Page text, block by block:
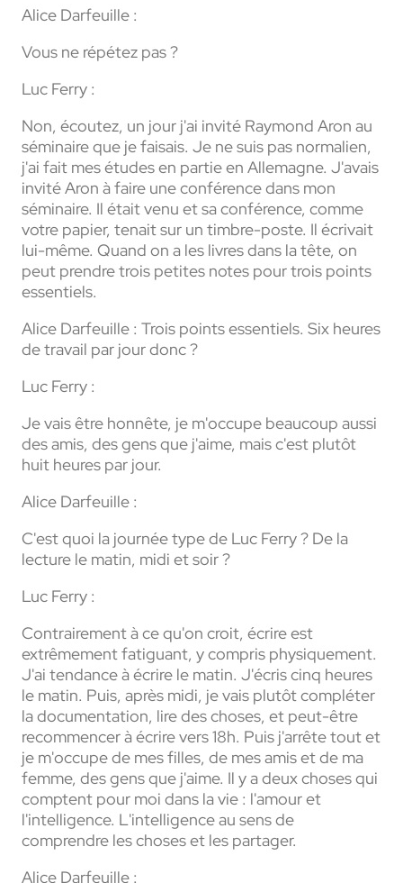
Alice Darfeuille :
Vous ne répétez pas ?
Luc Ferry :
Non, écoutez, un jour j'ai invité Raymond Aron au
séminaire que je faisais. Je ne suis pas normalien,
j'ai fait mes études en partie en Allemagne. J'avais
invité Aron à faire une conférence dans mon
séminaire. Il était venu et sa conférence, comme
votre papier, tenait sur un timbre-poste. Il écrivait
lui-même. Quand on a les livres dans la tête, on
peut prendre trois petites notes pour trois points
essentiels.
Alice Darfeuille : Trois points essentiels. Six heures
de travail par jour donc ?
Luc Ferry :
Je vais être honnête, je m'occupe beaucoup aussi
des amis, des gens que j'aime, mais c'est plutôt
huit heures par jour.
Alice Darfeuille :
C'est quoi la journée type de Luc Ferry ? De la
lecture le matin, midi et soir ?
Luc Ferry :
Contrairement à ce qu'on croit, écrire est
extrêmement fatiguant, y compris physiquement.
J'ai tendance à écrire le matin. J'écris cinq heures
le matin. Puis, après midi, je vais plutôt compléter
la documentation, lire des choses, et peut-être
recommencer à écrire vers 18h. Puis j'arrête tout et
je m'occupe de mes filles, de mes amis et de ma
femme, des gens que j'aime. Il y a deux choses qui
comptent pour moi dans la vie : l'amour et
l'intelligence. L'intelligence au sens de
comprendre les choses et les partager.
Alice Darfeuille :